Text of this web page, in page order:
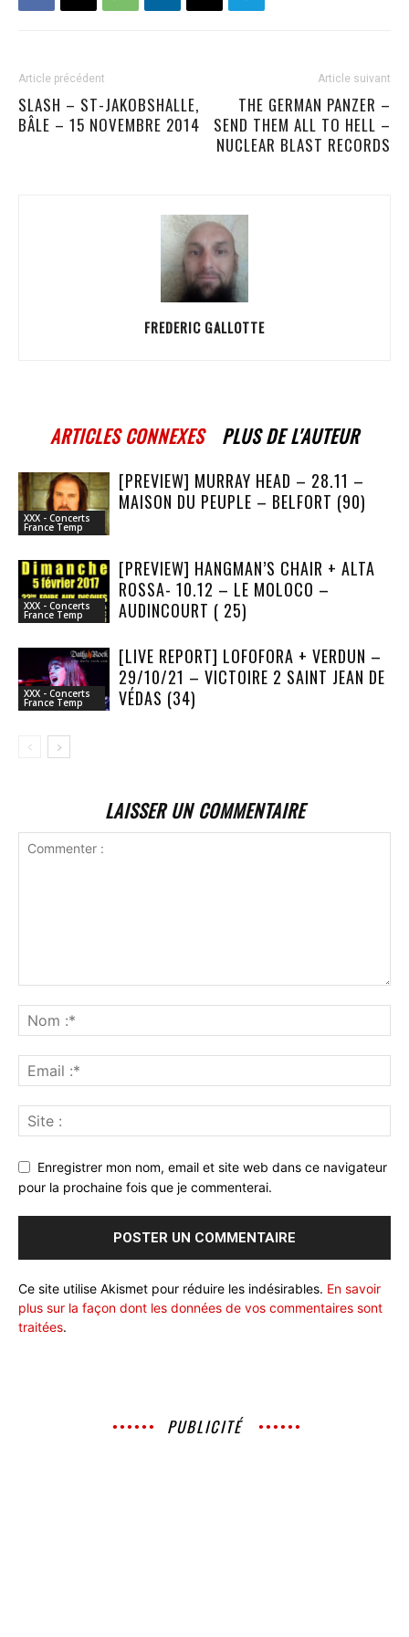
Article précédent
SLASH – ST-JAKOBSHALLE,
BÂLE – 15 NOVEMBRE 2014
Article suivant
THE GERMAN PANZER –
SEND THEM ALL TO HELL –
NUCLEAR BLAST RECORDS
FREDERIC GALLOTTE
ARTICLES CONNEXES PLUS DE L'AUTEUR
XXX - Concerts
France Temp
[PREVIEW] MURRAY HEAD – 28.11 –
MAISON DU PEUPLE – BELFORT (90)
XXX - Concerts
France Temp
[PREVIEW] HANGMAN’S CHAIR + ALTA
ROSSA- 10.12 – LE MOLOCO –
AUDINCOURT ( 25)
XXX - Concerts
France Temp
[LIVE REPORT] LOFOFORA + VERDUN –
29/10/21 – VICTOIRE 2 SAINT JEAN DE
VÉDAS (34)
LAISSER UN COMMENTAIRE
Enregistrer mon nom, email et site web dans ce navigateur
pour la prochaine fois que je commenterai.
Ce site utilise Akismet pour réduire les indésirables. En savoir
plus sur la façon dont les données de vos commentaires sont
traitées.
PUBLICITÉ